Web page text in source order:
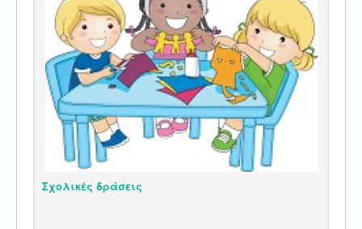
Σχολικές δράσεις